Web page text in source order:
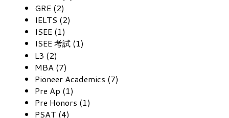
GRE (2)
IELTS (2)
ISEE (1)
ISEE 考試 (1)
L3 (2)
MBA (7)
Pioneer Academics (7)
Pre Ap (1)
Pre Honors (1)
PSAT (4)